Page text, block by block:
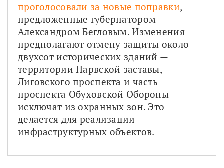
проголосовали за новые поправки,
предложенные губернатором
Александром Бегловым. Изменения
предполагают отмену защиты около
двухсот исторических зданий —
территории Нарвской заставы,
Лиговского проспекта и часть
проспекта Обуховской Обороны
исключат из охранных зон. Это
делается для реализации
инфраструктурных объектов.